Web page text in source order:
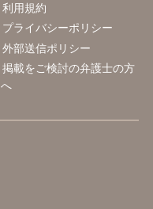
利用規約
プライバシーポリシー
外部送信ポリシー
掲載をご検討の弁護士の方
へ